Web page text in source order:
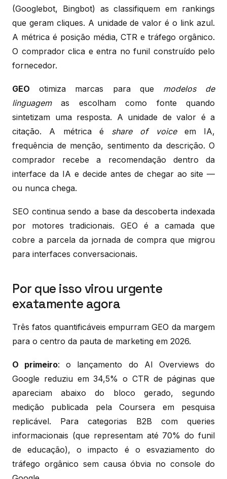
(Googlebot, Bingbot) as classifiquem em rankings
que geram cliques. A unidade de valor é o link azul.
A métrica é posição média, CTR e tráfego orgânico.
O comprador clica e entra no funil construído pelo
fornecedor.
GEO otimiza marcas para que modelos de
linguagemas escolham como fonte quando
sintetizam uma resposta. A unidade de valor é a
citação. A métrica é share of voiceem IA,
frequência de menção, sentimento da descrição. O
comprador recebe a recomendação dentro da
interface da IA e decide antes de chegar ao site —
ou nunca chega.
SEO continua sendo a base da descoberta indexada
por motores tradicionais. GEO é a camada que
cobre a parcela da jornada de compra que migrou
para interfaces conversacionais.
Por que isso virou urgente
exatamente agora
Três fatos quantificáveis empurram GEO da margem
para o centro da pauta de marketing em 2026.
O primeiro: o lançamento do AI Overviews do
Google reduziu em 34,5% o CTR de páginas que
apareciam abaixo do bloco gerado, segundo
medição publicada pela Coursera em pesquisa
replicável. Para categorias B2B com queries
informacionais (que representam até 70% do funil
de educação), o impacto é o esvaziamento do
tráfego orgânico sem causa óbvia no console do